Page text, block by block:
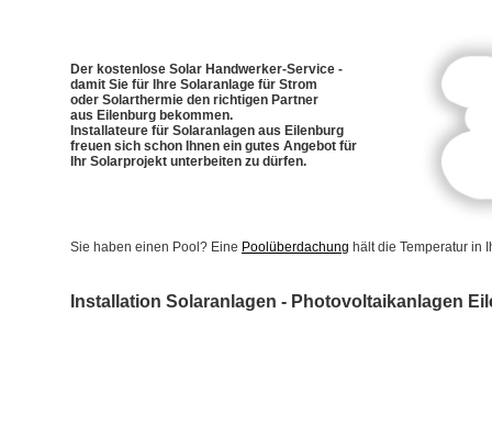
Der kostenlose Solar Handwerker-Service -
damit Sie für Ihre Solaranlage für Strom
oder Solarthermie den richtigen Partner
aus Eilenburg bekommen.
Installateure für Solaranlagen aus Eilenburg
freuen sich schon Ihnen ein gutes Angebot für
Ihr Solarprojekt unterbeiten zu dürfen.
Sie haben einen Pool? Eine Poolüberdachung hält die Temperatur in
Installation Solaranlagen - Photovoltaikanlagen